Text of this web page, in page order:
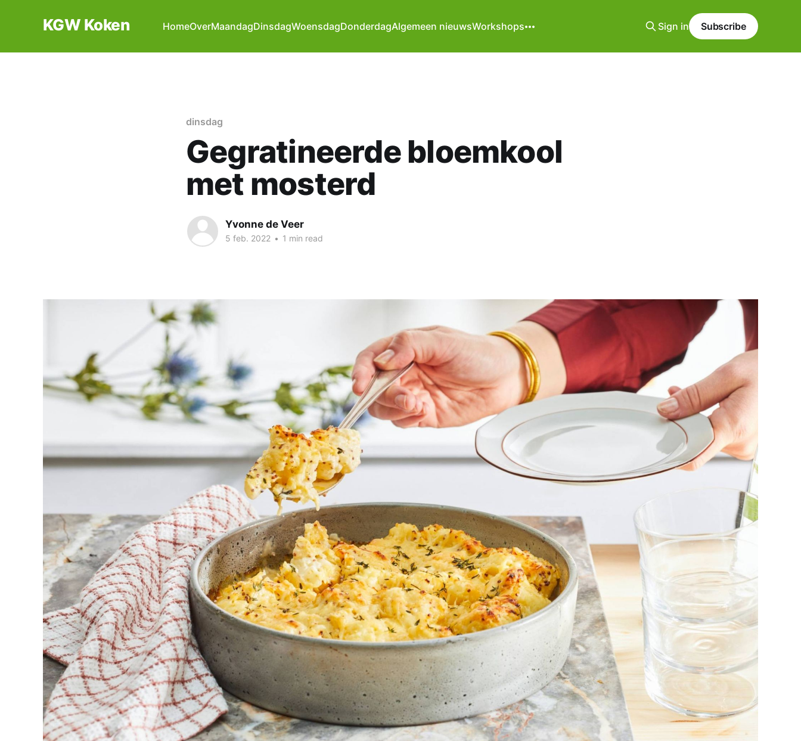
KGW Koken HomeOverMaandagDinsdagWoensdagDonderdagAlgemeen nieuwsWorkshops Sign in Subscribe
dinsdag
Gegratineerde bloemkool
met mosterd
Yvonne de Veer
5 feb. 2022 • 1 min read